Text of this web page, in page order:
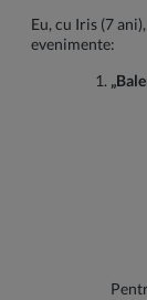
Eu, cu Iris (7
evenimente: